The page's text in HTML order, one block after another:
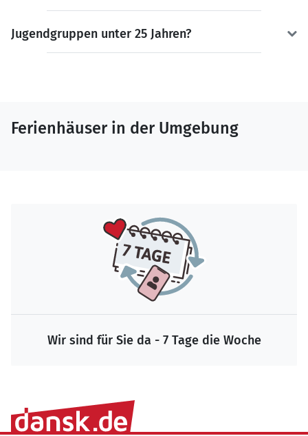
Jugendgruppen unter 25 Jahren?
Ferienhäuser in der Umgebung
Wir sind für Sie da - 7 Tage die Woche